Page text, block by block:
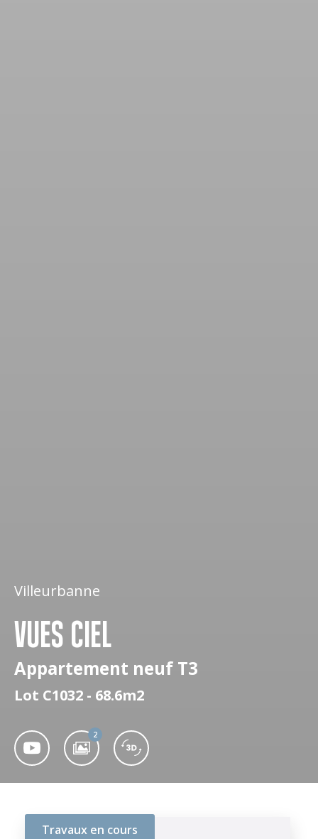
Villeurbanne
VUES CIEL
Appartement neuf T3
Lot C1032 - 68.6m2
2
Travaux en cours